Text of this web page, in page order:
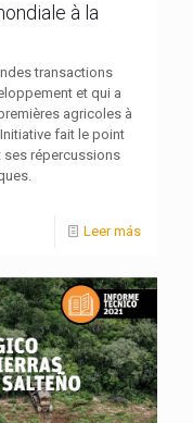
à la
transactions
et qui a
agricoles à
fait le point
ses répercussions
Leer más